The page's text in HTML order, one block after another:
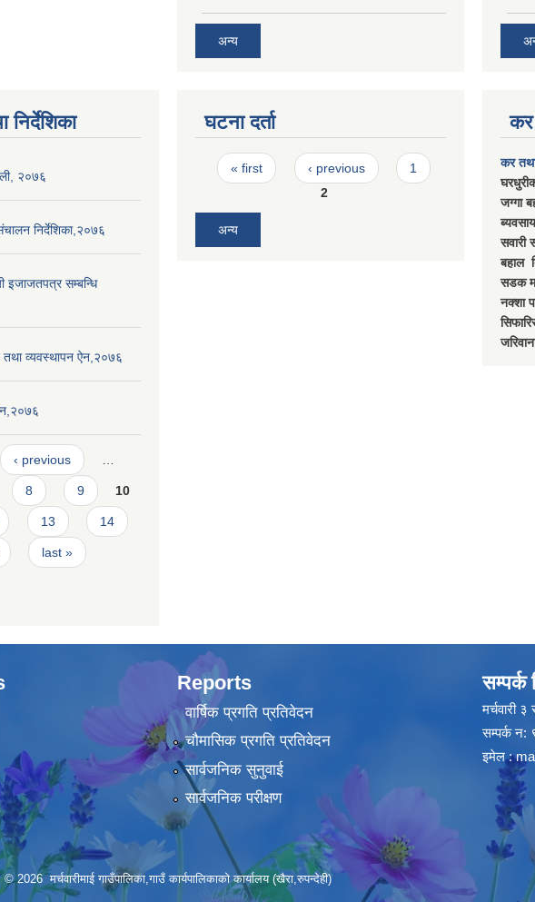
अन्य
२०७६
निर्देशिका,२०७६
इजाजतपत्र सम्बन्धि
तथा व्यवस्थापन ऐन,२०७६
‹ previous
8 9 10
13 14
last »
घटना दर्ता
Pages
« first ‹ previous
1
2
अन्य
कर
जग्गा
सवारी
बहाल
सडक
नक्शा
Reports
वार्षिक प्रगति प्रतिवेदन
चौमासिक प्रगति प्रतिवेदन
सार्वजनिक सुनुवाई
सार्वजनिक परीक्षण
सम्पर्क
मर्चवारी ३
सम्पर्क
इमेल :
© 2026 मर्चवारीमाई गाउँपालिका,गाउँ कार्यपालिकाको कार्यालय (खैरा,रुपन्देही)